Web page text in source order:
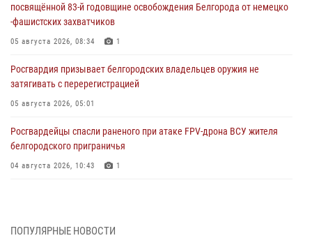
посвящённой 83‑й годовщине освобождения Белгорода от немецко
‑фашистских захватчиков
05 августа 2026, 08:34 1
Росгвардия призывает белгородских владельцев оружия не
затягивать с перерегистрацией
05 августа 2026, 05:01
Росгвардейцы спасли раненого при атаке FPV-дрона ВСУ жителя
белгородского приграничья
04 августа 2026, 10:43 1
04 августа 2026, 06:03
ПОПУЛЯРНЫЕ НОВОСТИ